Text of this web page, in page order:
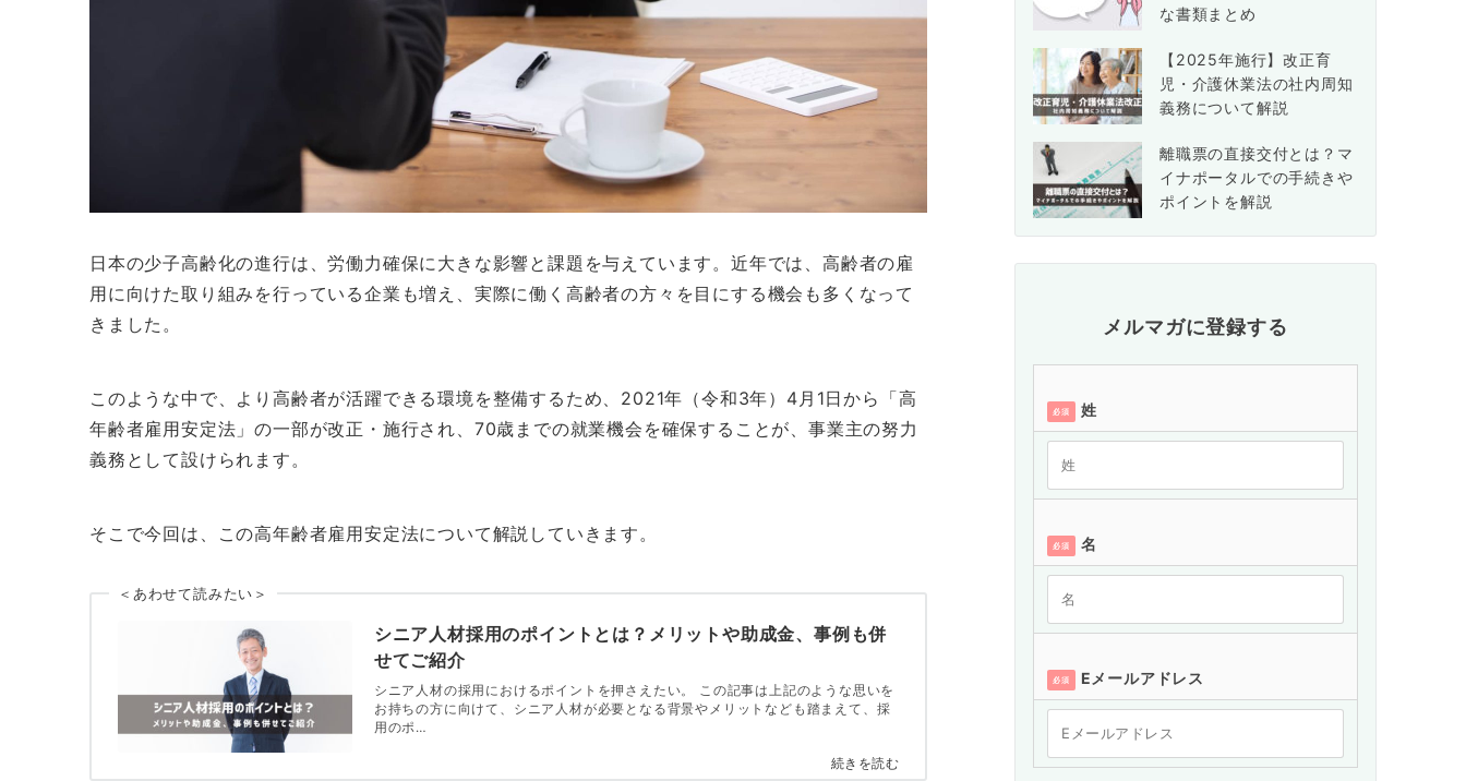
日本の少子高齢化の進行は、労働力確保に大きな影響と課題を与えています。近年では、高齢者の雇
用に向けた取り組みを行っている企業も増え、実際に働く高齢者の方々を目にする機会も多くなって
きました。
このような中で、より高齢者が活躍できる環境を整備するため、2021年（令和3年）4月1日から「高
年齢者雇用安定法」の一部が改正・施行され、70歳までの就業機会を確保することが、事業主の努力
義務として設けられます。
そこで今回は、この高年齢者雇用安定法について解説していきます。
＜あわせて読みたい＞
シニア人材採用のポイントとは？メリットや助成金、事例も併
せてご紹介
シニア人材の採用におけるポイントを押さえたい。 この記事は上記のような思いを
お持ちの方に向けて、シニア人材が必要となる背景やメリットなども踏まえて、採
用のポ…
続きを読む
な書類まとめ
【2025年施行】改正育
児・介護休業法の社内周知
義務について解説
離職票の直接交付とは？マ
イナポータルでの手続きや
ポイントを解説
メルマガに登録する
必須 姓
必須 名
必須 Eメールアドレス